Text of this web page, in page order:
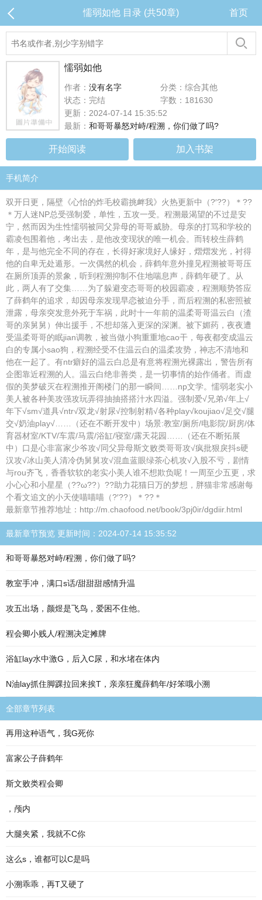
懦弱如他 目录 (共50章) 首页
懦弱如他
作者： 没有名字
分类：综合其他
状态：完结
字数：181630
更新：2024-07-14 15:35:52
最新： 和哥哥暴怒对峙/程溯，你们做了吗?
开始阅读 加入书架
手机简介
双开日更，隔壁《心怡的炸毛校霸挑衅我》火热更新中（?′??）＊??
＊万人迷NP总受强制爱，单性，五攻一受。程溯最渴望的不过是安
宁，然而因为生性懦弱被同父异母的哥哥威胁。母亲的打骂和学校的
霸凌包围着他，考出去，是他改变现状的唯一机会。而转校生薛鹤
年，是与他完全不同的存在，长得好家境好人缘好，熠熠发光，衬得
他的自卑无处遁形。一次偶然的机会，薛鹤年意外撞见程溯被哥哥压
在厕所顶弄的景象，听到程溯抑制不住地喘息声，薛鹤年硬了。从
此，两人有了交集……为了躲避变态哥哥的校园霸凌，程溯顺势答应
了薛鹤年的追求，却因母亲发现早恋被迫分手，而后程溯的私密照被
泄露，母亲突发意外死于车祸，此时十一年前的温柔哥哥温云白（渣
哥的亲舅舅）伸出援手，不想却落入更深的深渊。被下媚药，夜夜遭
受温柔哥哥的眠jian调教，被当做小狗重重地cao干，每夜都变成温云
白的专属小sao狗，程溯经受不住温云白的温柔攻势，神志不清地和
他在一起了。有ntr癖好的温云白总是有意将程溯光裸露出，警告所有
企图靠近程溯的人。温云白绝非善类，是一切事情的始作俑者。而虚
假的美梦破灭在程溯推开阁楼门的那一瞬间……np文学。懦弱老实小
美人被各种美攻强攻玩弄得抽抽搭搭汁水四溢。强制爱√兄弟√年上√
年下√sm√道具√ntr√双龙√射尿√控制射精√各种play√koujiao√足交√腿
交√奶油play√……（还在不断开发中）场景:教室/厕所/电影院/厨房/体
育器材室/KTV/车震/马震/浴缸/寝室/露天花园……（还在不断拓展
中）口是心非富家少爷攻√同父异母斯文败类哥哥攻√疯批狠戾抖s硬
汉攻√冰山美人清冷伪舅舅攻√混血蓝眼绿茶心机攻√入股不亏，剧情
与rou齐飞，香香软软的老实小美人谁不想欺负呢！一周至少五更，求
小心心和小星星（??ω??）??助力花猫日万的梦想，胖猫非常感谢每
个看文追文的小天使喵喵喵（?′??）＊??＊
最新章节推荐地址：http://m.chaofood.net/book/3pj0ir/dgdiir.html
最新章节预览 更新时间：2024-07-14 15:35:52
和哥哥暴怒对峙/程溯，你们做了吗?
教室手冲，满口s话/甜甜甜感情升温
攻五出场，颜煜是飞鸟，爱困不住他。
程会卿小贱人/程溯决定摊牌
浴缸lay水中激G，后入C尿，和水堵在体内
N油lay抓住脚踝拉回来挨T，亲亲狂魔薛鹤年/好笨哦小溯
全部章节列表
再用这种语气，我G死你
富家公子薛鹤年
斯文败类程会卿
，颅内
大腿夹紧，我就不C你
这么s，谁都可以C是吗
小溯乖乖，再T又硬了